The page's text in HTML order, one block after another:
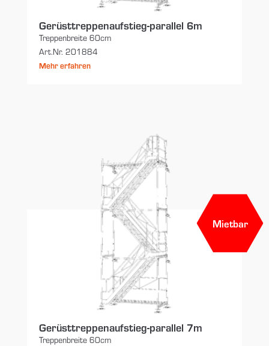
Gerüsttreppenaufstieg-parallel 6m
Treppenbreite 60cm
Art.Nr. 201884
Mehr erfahren
Mietbar
Gerüsttreppenaufstieg-parallel 7m
Treppenbreite 60cm